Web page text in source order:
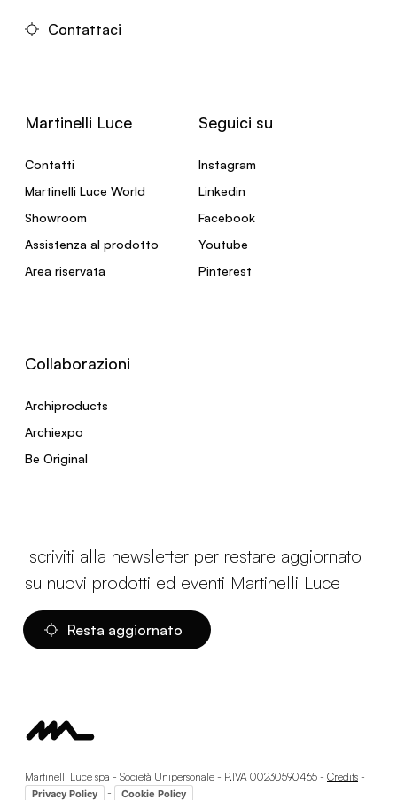
Contattaci
Martinelli Luce
Contatti
Martinelli Luce World
Showroom
Assistenza al prodotto
Area riservata
Seguici su
Instagram
Linkedin
Facebook
Youtube
Pinterest
Collaborazioni
Archiproducts
Archiexpo
Be Original
Iscriviti alla newsletter per restare aggiornato
su nuovi prodotti ed eventi Martinelli Luce
Resta aggiornato
Martinelli Luce spa - Società Unipersonale - P.IVA 00230590465 - Credits -
Privacy Policy - Cookie Policy